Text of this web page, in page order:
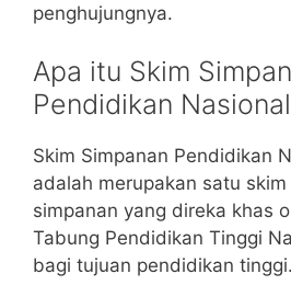
penghujungnya.
Apa itu Skim
Pendidikan
Skim Simpanan Pendidikan
adalah merupakan satu
simpanan yang direka khas
Tabung Pendidikan Tinggi
bagi tujuan pendidikan tinggi.